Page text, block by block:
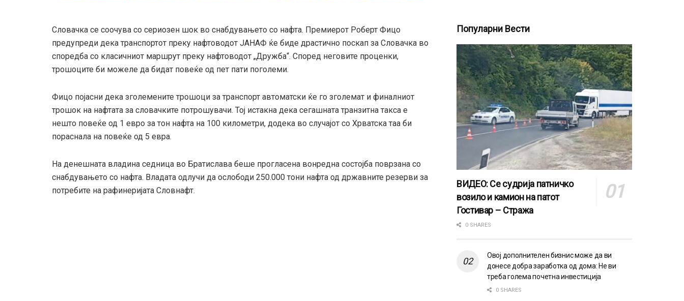
Словачка се соочува со сериозен шок во снабдувањето со нафта. Премиерот Роберт Фицо
предупреди дека транспортот преку нафтоводот ЈАНАФ ќе биде драстично поскап за Словачка во
споредба со класичниот маршрут преку нафтоводот „Дружба“. Според неговите проценки,
трошоците би можеле да бидат повеќе од пет пати поголеми.
Фицо појасни дека зголемените трошоци за транспорт автоматски ќе го зголемат и финалниот
трошок на нафтата за словачките потрошувачи. Тој истакна дека сегашната транзитна такса е
нешто повеќе од 1 евро за тон нафта на 100 километри, додека во случајот со Хрватска таа би
пораснала на повеќе од 5 евра.
На денешната владина седница во Братислава беше прогласена вонредна состојба поврзана со
снабдувањето со нафта. Владата одлучи да ослободи 250.000 тони нафта од државните резерви за
потребите на рафинеријата Словнафт.
Популарни Вести
ВИДЕО: Се судрија патничко
возило и камион на патот
Гостивар – Стража
0 SHARES
Овој дополнителен бизнис може да ви
донесе добра заработка од дома: Не ви
треба голема почетна инвестиција
0 SHARES